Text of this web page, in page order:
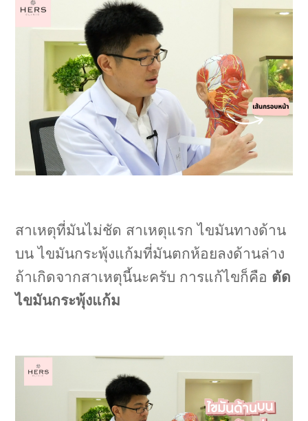
สาเหตุที่มันไม่ชัด สาเหตุแรก ไขมันทางด้าน
บน ไขมันกระพุ้งแก้มที่มันตกห้อยลงด้านล่าง
ถ้าเกิดจากสาเหตุนี้นะครับ การแก้ไขก็คือ ตัด
ไขมันกระพุ้งแก้ม